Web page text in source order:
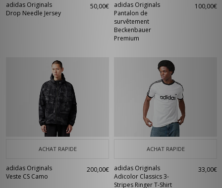
adidas Originals
Drop Needle Jersey
50,00€
adidas Originals
Pantalon de
survêtement
Beckenbauer
Premium
100,00€
ACHAT RAPIDE
adidas Originals
Veste CS Camo
200,00€
ACHAT RAPIDE
adidas Originals
Adicolor Classics 3-
Stripes Ringer T-Shirt
33,00€